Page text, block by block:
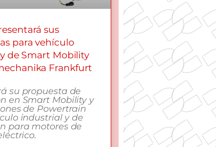
sus
para vehículo
de Smart Mobility
Frankfurt
su propuesta de
en Smart Mobility y
de Powertrain
industrial y de
para motores de